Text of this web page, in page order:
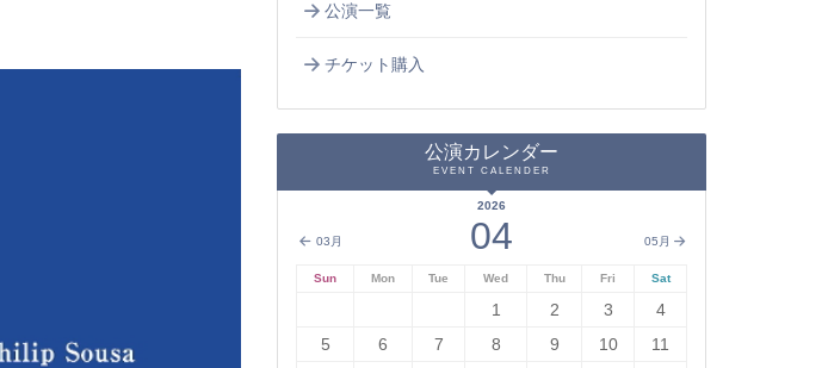
公演一覧
チケット購入
公演カレンダー
EVENT CALENDER
03月 05月
2026
04
Sun Mon Tue Wed Thu Fri Sat
1 2 3
4
5
6 7 8 9 10
11